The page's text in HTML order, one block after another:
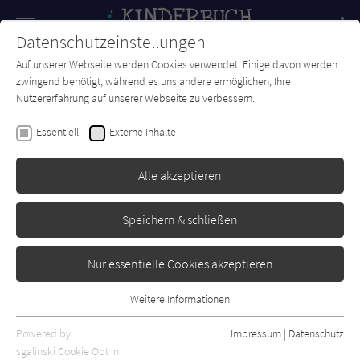
SUCHE Forum Charts Newsletter
Michael Engelhardt
Standard
Alle Altersgruppen anzeigen
Datenschutzeinstellungen
Auf unserer Webseite werden Cookies verwendet. Einige davon werden
zwingend benötigt, während es uns andere ermöglichen, Ihre
Nutzererfahrung auf unserer Webseite zu verbessern.
Essentiell Externe Inhalte
Alle akzeptieren
Speichern & schließen
Nur essentielle Cookies akzeptieren
Essentielle Cookies werden für grundlegende Funktionen der
Webseite benötigt. Dadurch ist gewährleistet, dass die Webseite
Weitere Informationen
Powered by
sgalinski Cookie Opt In
Impressum | Datenschutz